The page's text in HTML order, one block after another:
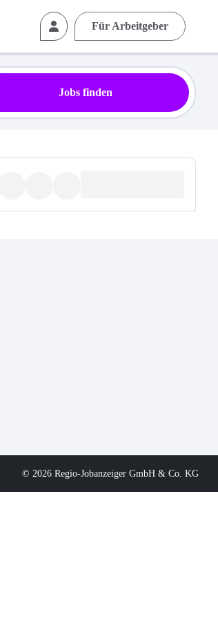
Für Arbeitgeber
Jobs finden
© 2026 Regio-Jobanzeiger GmbH & Co. KG